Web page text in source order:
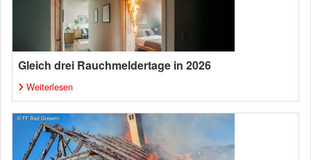
Gleich drei Rauchmeldertage in 2026
Weiterlesen